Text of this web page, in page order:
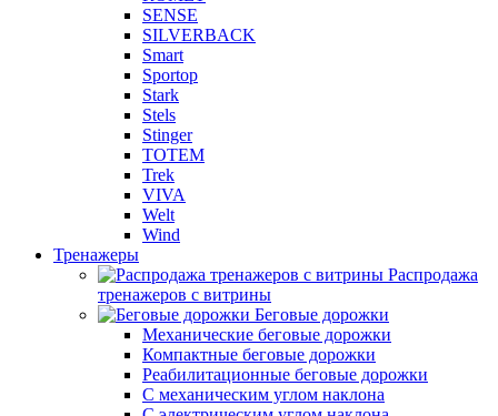
SENSE
SILVERBACK
Smart
Sportop
Stark
Stels
Stinger
TOTEM
Trek
VIVA
Welt
Wind
Тренажеры
Распродажа
тренажеров с витрины
Беговые дорожки
Механические беговые дорожки
Компактные беговые дорожки
Реабилитационные беговые дорожки
С механическим углом наклона